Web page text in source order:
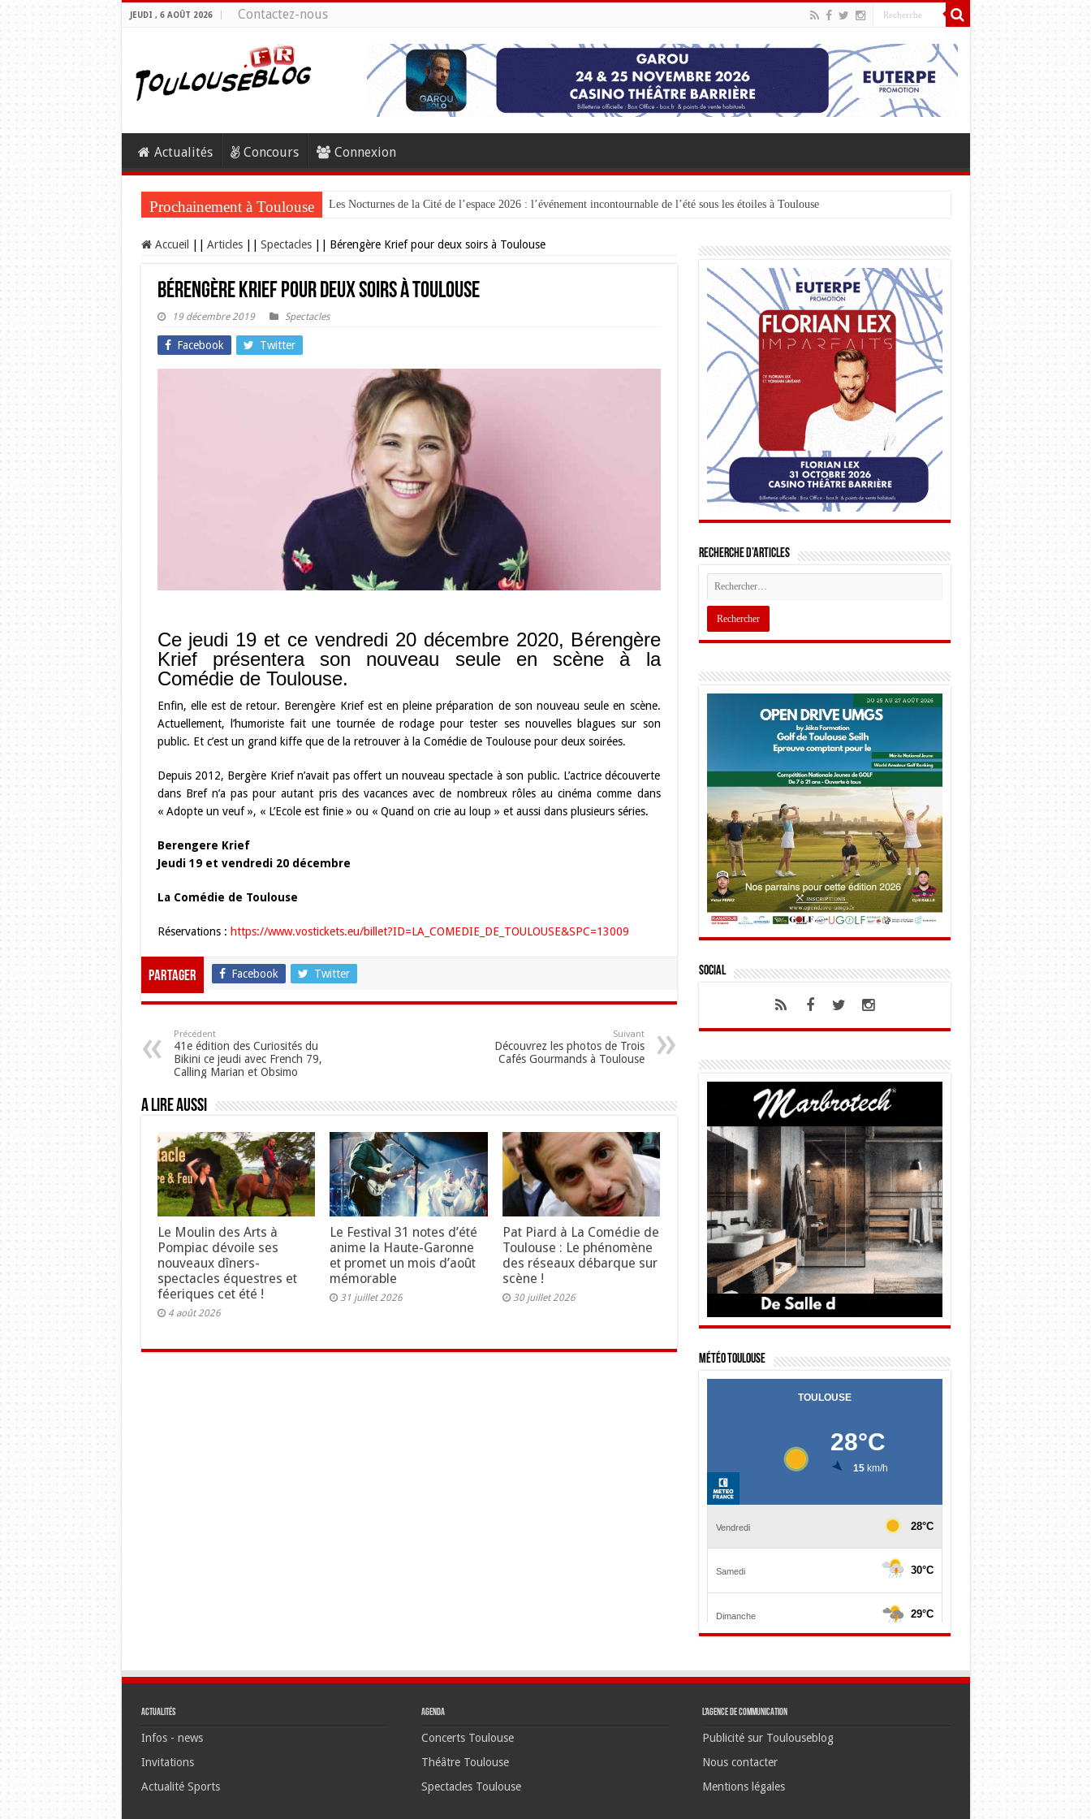
JEUDI , 6 AOÛT 2026 Contactez-nous
Actualités Concours Connexion
Prochainement à Toulouse Les Nocturnes de la Cité de l’espace 2026 : l’événement incontournable de l’été sous les étoiles à Toulouse
Accueil Articles Spectacles Bérengère Krief pour deux soirs à Toulouse
Bérengère Krief pour deux soirs à Toulouse
19 décembre 2019 Spectacles
Facebook Twitter
Ce jeudi 19 et ce vendredi 20 décembre 2020, Bérengère
Krief présentera son nouveau seule en scène à la
Comédie de Toulouse.
Enfin, elle est de retour. Berengère Krief est en pleine préparation de son nouveau seule en scène.
Actuellement, l’humoriste fait une tournée de rodage pour tester ses nouvelles blagues sur son
public. Et c’est un grand kiffe que de la retrouver à la Comédie de Toulouse pour deux soirées.
Depuis 2012, Bergère Krief n’avait pas offert un nouveau spectacle à son public. L’actrice découverte
dans Bref n’a pas pour autant pris des vacances avec de nombreux rôles au cinéma comme dans
« Adopte un veuf », « L’Ecole est finie » ou « Quand on crie au loup » et aussi dans plusieurs séries.
Berengere Krief
Jeudi 19 et vendredi 20 décembre
La Comédie de Toulouse
Réservations : https://www.vostickets.eu/billet?ID=LA_COMEDIE_DE_TOULOUSE&SPC=13009
Partager Facebook Twitter
Précédent
41e édition des Curiosités du
Bikini ce jeudi avec French 79,
Calling Marian et Obsimo
Suivant
Découvrez les photos de Trois
Cafés Gourmands à Toulouse
A lire aussi
Le Moulin des Arts à
Pompiac dévoile ses
nouveaux dîners-
spectacles équestres et
féeriques cet été !
4 août 2026
Le Festival 31 notes d’été
anime la Haute-Garonne
et promet un mois d’août
mémorable
31 juillet 2026
Pat Piard à La Comédie de
Toulouse : Le phénomène
des réseaux débarque sur
scène !
30 juillet 2026
Recherche d’articles
Social
Météo Toulouse
Actualités
Infos - news
Invitations
Actualité Sports
Agenda
Concerts Toulouse
Théâtre Toulouse
Spectacles Toulouse
L’agence de communication
Publicité sur Toulouseblog
Nous contacter
Mentions légales